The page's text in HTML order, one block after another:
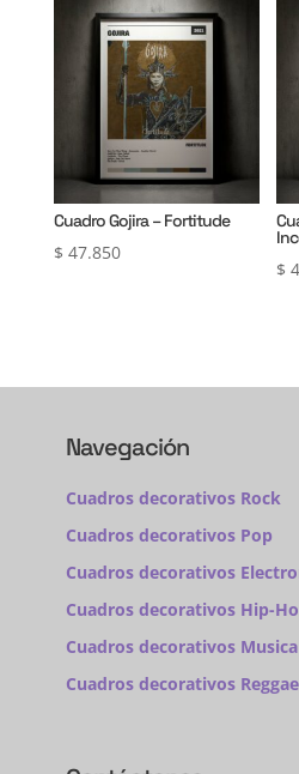
Cuadro Gojira – Fortitude
$ 47.850
$
Navegación
Cuadros decorativos Rock
Cuadros decorativos Pop
Cuadros decorativos
Cuadros decorativos Hip-
Cuadros decorativos
Cuadros decorativos Reggae